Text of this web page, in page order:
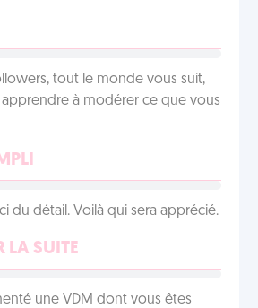
tout le monde vous suit,
à modérer ce que vous
du détail. Voilà qui sera apprécié.
LA SUITE
une VDM dont vous êtes